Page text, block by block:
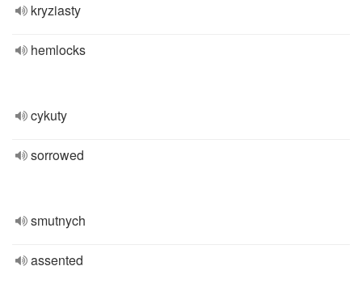
kryziasty
hemlocks
cykuty
sorrowed
smutnych
assented